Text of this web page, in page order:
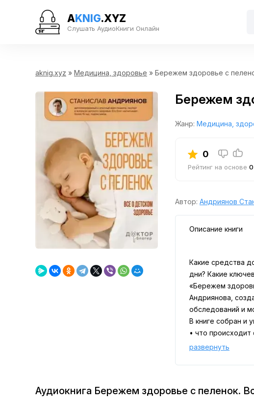
AKNIG.XYZ
Слушать АудиоКниги Онлайн
aknig.xyz » Медицина, здоровье » Бережем здоровье с
Бережем
Жанр: Медицина,
0
Рейтинг на основе 0
Автор: Андриянов
Описание книги
Какие средства
дни? Какие
«Бережем
Андриянова,
обследований и
В книге собран и
• что
• основные вехи
• состав
Знания,
развернуть
Аудиокнига Бережем здоровье с пеленок.